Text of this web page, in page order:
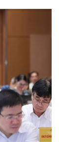
bảng giá đất;
định giá đất
dẫn các địa
quan đến